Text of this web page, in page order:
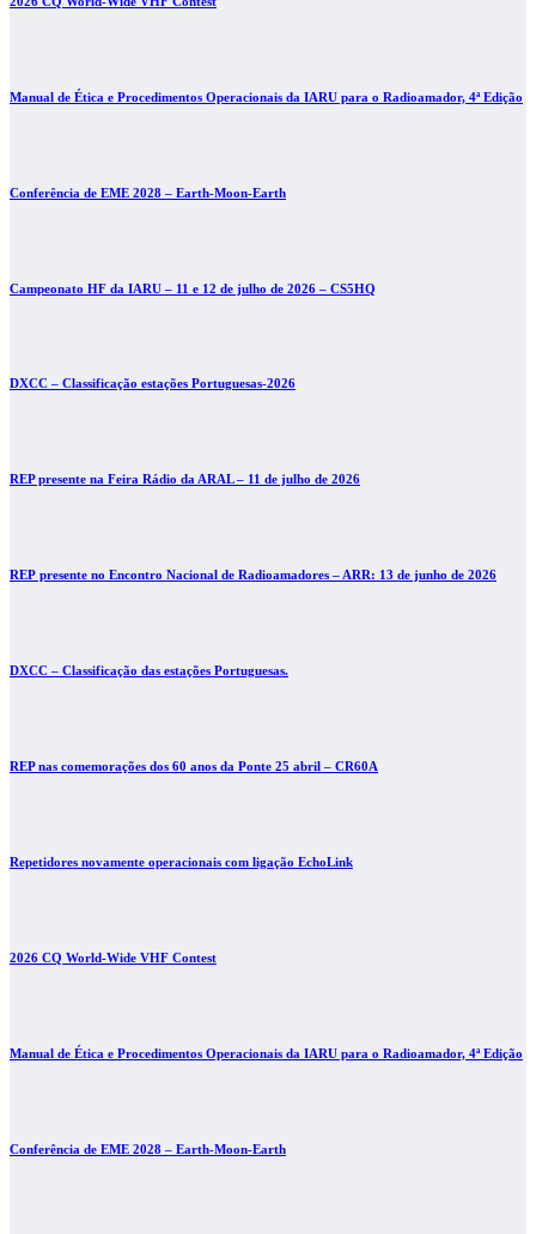
Manual de Ética e Procedimentos Operacionais da IARU para o Radioamador, 4ª Edição
Conferência de EME 2028 – Earth-Moon-Earth
Campeonato HF da IARU – 11 e 12 de julho de 2026 – CS5HQ
DXCC – Classificação estações Portuguesas-2026
REP presente na Feira Rádio da ARAL – 11 de julho de 2026
REP presente no Encontro Nacional de Radioamadores – ARR: 13 de junho de 2026
DXCC – Classificação das estações Portuguesas.
REP nas comemorações dos 60 anos da Ponte 25 abril – CR60A
Repetidores novamente operacionais com ligação EchoLink
2026 CQ World-Wide VHF Contest
Manual de Ética e Procedimentos Operacionais da IARU para o Radioamador, 4ª Edição
Conferência de EME 2028 – Earth-Moon-Earth